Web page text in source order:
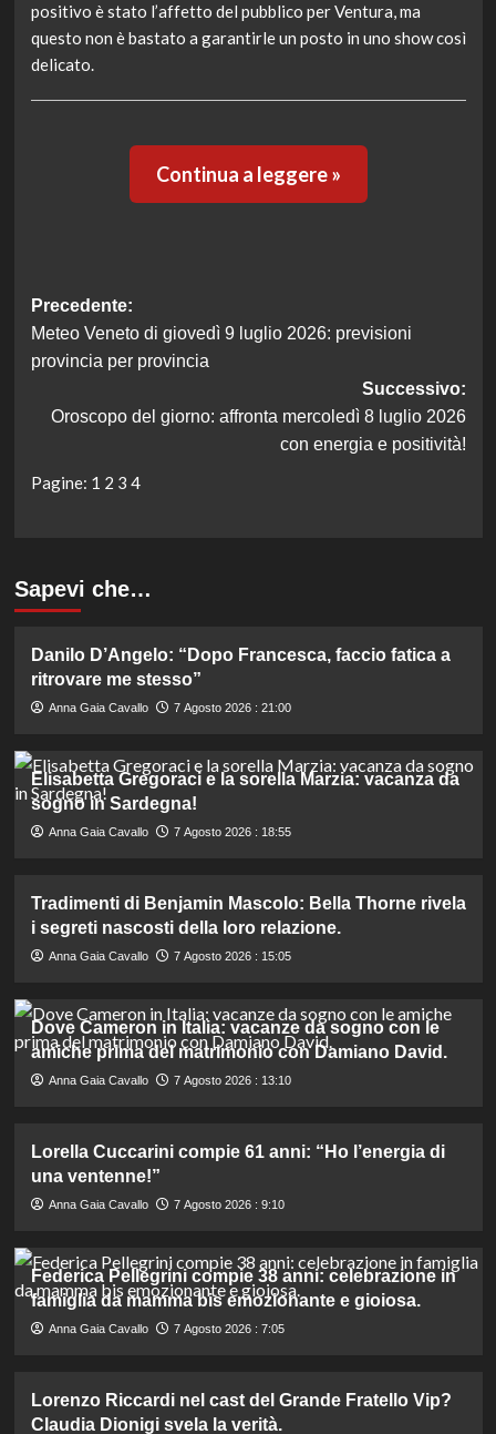
positivo è stato l’affetto del pubblico per Ventura, ma
questo non è bastato a garantirle un posto in uno show così
delicato.
Continua a leggere »
Navigazione
articolo
Precedente:
Meteo Veneto di giovedì 9 luglio 2026: previsioni
provincia per provincia
Successivo:
Oroscopo del giorno: affronta mercoledì 8 luglio 2026
con energia e positività!
Pagine: 1 2 3 4
Sapevi che…
Danilo D’Angelo: “Dopo Francesca, faccio fatica a
ritrovare me stesso”
Anna Gaia Cavallo 7 Agosto 2026 : 21:00
Elisabetta Gregoraci e la sorella Marzia: vacanza da
sogno in Sardegna!
Anna Gaia Cavallo 7 Agosto 2026 : 18:55
Tradimenti di Benjamin Mascolo: Bella Thorne rivela
i segreti nascosti della loro relazione.
Anna Gaia Cavallo 7 Agosto 2026 : 15:05
Dove Cameron in Italia: vacanze da sogno con le
amiche prima del matrimonio con Damiano David.
Anna Gaia Cavallo 7 Agosto 2026 : 13:10
Lorella Cuccarini compie 61 anni: “Ho l’energia di
una ventenne!”
Anna Gaia Cavallo 7 Agosto 2026 : 9:10
Federica Pellegrini compie 38 anni: celebrazione in
famiglia da mamma bis emozionante e gioiosa.
Anna Gaia Cavallo 7 Agosto 2026 : 7:05
Lorenzo Riccardi nel cast del Grande Fratello Vip?
Claudia Dionigi svela la verità.